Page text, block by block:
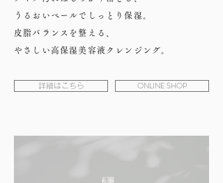
うるおいベールでしっとり保湿。
皮脂バランスを整える、
やさしい高保湿美容液クレンジング。
詳細はこちら ONLINE SHOP